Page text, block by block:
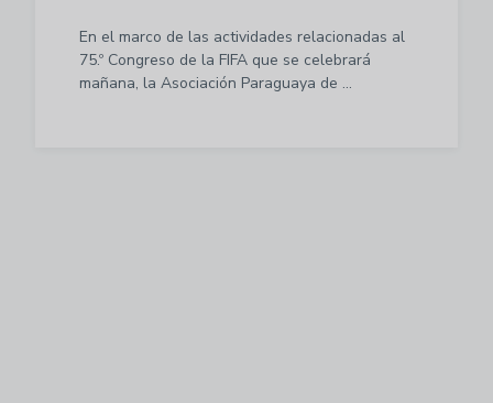
En el marco de las actividades relacionadas al
75.º Congreso de la FIFA que se celebrará
mañana, la Asociación Paraguaya de ...